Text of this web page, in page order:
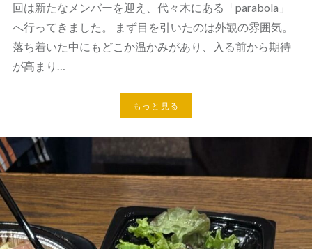
回は新たなメンバーを迎え、代々木にある「parabola」
へ行ってきました。 まず目を引いたのは外観の雰囲気。
落ち着いた中にもどこか温かみがあり、入る前から期待
が高まり…
もっと見る